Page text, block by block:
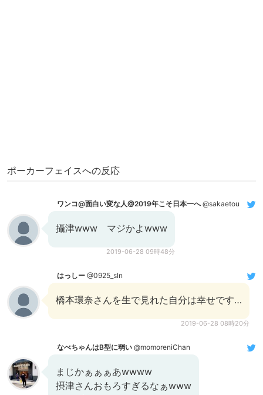
ポーカーフェイスへの反応
ワンコ@面白い変な人@2019年こそ日本一へ@sakaetou
攝津www マジかよwww
2019-06-28 09時48分
はっしー @0925_sln
橋本環奈さんを生で見れた自分は幸せです…
2019-06-28 08時20分
なべちゃんはB型に弱い @momoreniChan
まじかぁぁぁあwwww
摂津さんおもろすぎるなぁwww